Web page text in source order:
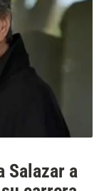
Salazar a